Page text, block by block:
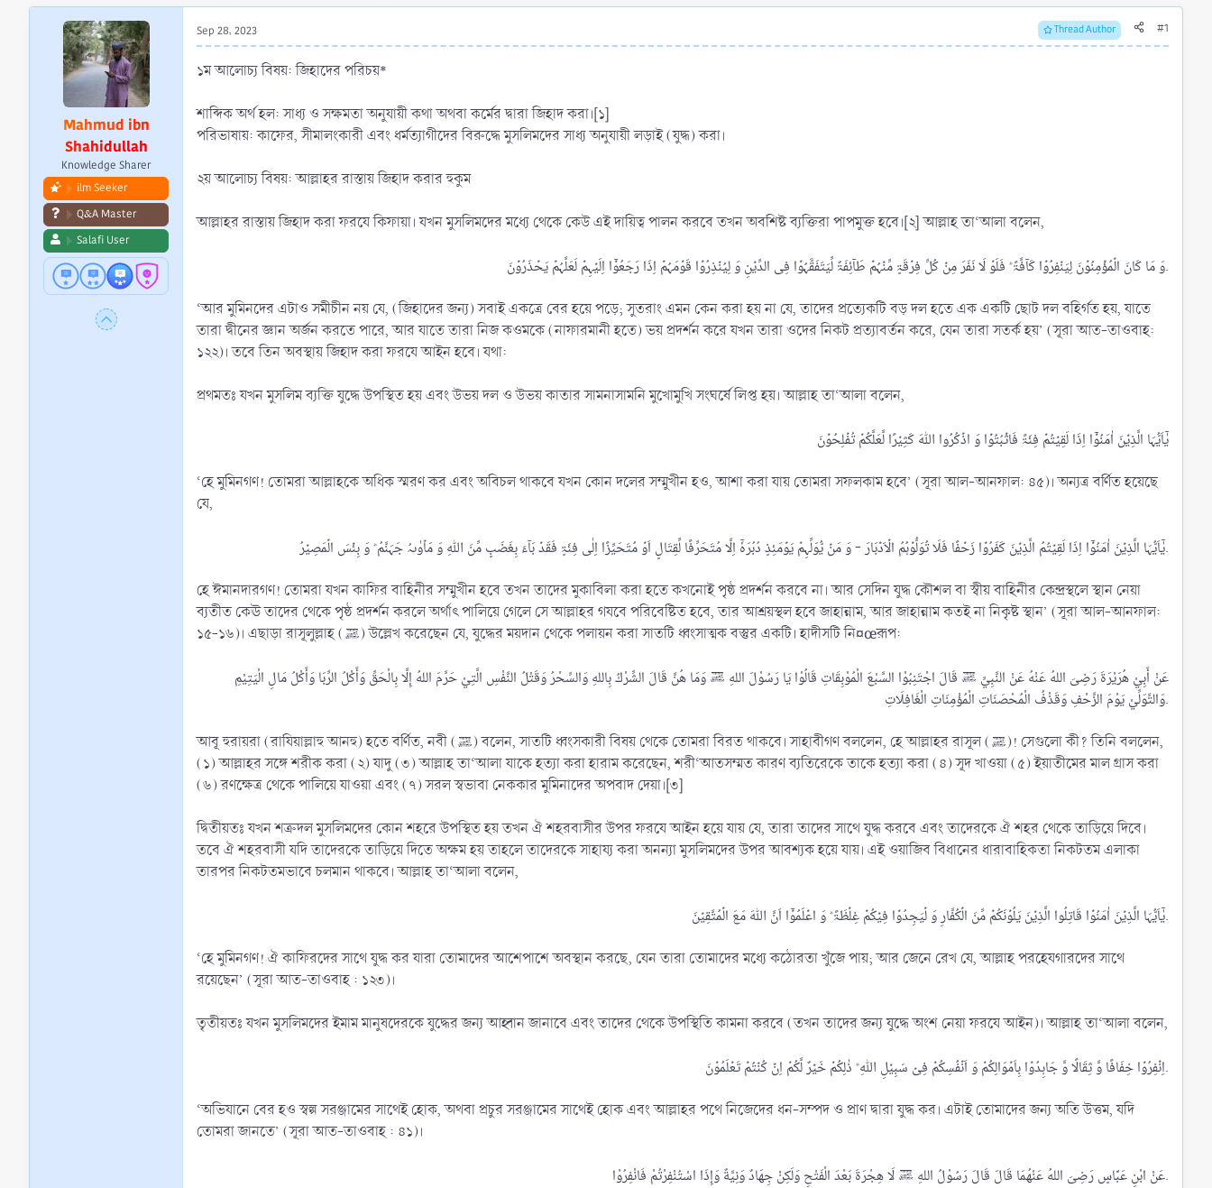
r
t
e
r
Mahmud ibn
Shahidullah
Knowledge Sharer
ilm Seeker
Q&A Master
Salafi User
Sep 28, 2023 Thread Author #1
১ম আলোচ্য বিষয়: জিহাদের পরিচয়*
শাব্দিক অর্থ হল: সাধ্য ও সক্ষমতা অনুযায়ী কথা অথবা কর্মের দ্বারা জিহাদ করা।[১]
পরিভাষায়: কাফের, সীমালংকারী এবং ধর্মত্যাগীদের বিরুদ্ধে মুসলিমদের সাধ্য অনুযায়ী লড়াই (যুদ্ধ) করা।
২য় আলোচ্য বিষয়: আল্লাহর রাস্তায় জিহাদ করার হুকুম
আল্লাহর রাস্তায় জিহাদ করা ফরযে কিফায়া। যখন মুসলিমদের মধ্যে থেকে কেউ এই দায়িত্ব পালন করবে তখন অবশিষ্ট ব্যক্তিরা পাপমুক্ত হবে।[২] আল্লাহ তা‘আলা বলেন,
وَ مَا کَانَ الۡمُؤۡمِنُوۡنَ لِیَنۡفِرُوۡا کَآفَّۃً ؕ فَلَوۡ لَا نَفَرَ مِنۡ کُلِّ فِرۡقَۃٍ مِّنۡہُمۡ طَآئِفَۃٌ لِّیَتَفَقَّہُوۡا فِی الدِّیۡنِ وَ لِیُنۡذِرُوۡا قَوۡمَہُمۡ اِذَا رَجَعُوۡۤا اِلَیۡہِمۡ لَعَلَّہُمۡ یَحۡذَرُوۡنَ.​
‘আর মুমিনদের এটাও সমীচীন নয় যে, (জিহাদের জন্য) সবাই একত্রে বের হয়ে পড়ে; সুতরাং এমন কেন করা হয় না যে, তাদের প্রত্যেকটি বড় দল হতে এক একটি ছোট দল বহির্গত হয়, যাতে
তারা দ্বীনের জ্ঞান অর্জন করতে পারে, আর যাতে তারা নিজ কওমকে (নাফারমানী হতে) ভয় প্রদর্শন করে যখন তারা ওদের নিকট প্রত্যাবর্তন করে, যেন তারা সতর্ক হয়’ (সূরা আত-তাওবাহ:
১২২)। তবে তিন অবস্থায় জিহাদ করা ফরযে আইন হবে। যথা:
প্রথমতঃ যখন মুসলিম ব্যক্তি যুদ্ধে উপস্থিত হয় এবং উভয় দল ও উভয় কাতার সামনাসামনি মুখোমুখি সংঘর্ষে লিপ্ত হয়। আল্লাহ তা‘আলা বলেন,
‘হে মুমিনগণ! তোমরা আল্লাহকে অধিক স্মরণ কর এবং অবিচল থাকবে যখন কোন দলের সম্মুখীন হও, আশা করা যায় তোমরা সফলকাম হবে’ (সূরা আল-আনফাল: ৪৫)। অন্যত্র বর্ণিত হয়েছে
যে,
یٰۤاَیُّہَا الَّذِیۡنَ اٰمَنُوۡۤا اِذَا لَقِیۡتُمُ الَّذِیۡنَ کَفَرُوۡا زَحۡفًا فَلَا تُوَلُّوۡہُمُ الۡاَدۡبَارَ - وَ مَنۡ یُّوَلِّہِمۡ یَوۡمَئِذٍ دُبُرَہٗۤ اِلَّا مُتَحَرِّفًا لِّقِتَالٍ اَوۡ مُتَحَیِّزًا اِلٰی فِئَۃٍ فَقَدۡ بَآءَ بِغَضَبٍ مِّنَ اللّٰہِ وَ مَاۡوٰىہُ جَہَنَّمُ ؕ وَ بِئۡسَ الۡمَصِیۡرُ.​
হে ঈমানদারগণ! তোমরা যখন কাফির বাহিনীর সম্মুখীন হবে তখন তাদের মুকাবিলা করা হতে কখনোই পৃষ্ঠ প্রদর্শন করবে না। আর সেদিন যুদ্ধ কৌশল বা স্বীয় বাহিনীর কেন্দ্রস্থলে স্থান নেয়া
ব্যতীত কেঊ তাদের থেকে পৃষ্ঠ প্রদর্শন করলে অর্থাৎ পালিয়ে গেলে সে আল্লাহর গযবে পরিবেষ্টিত হবে, তার আশ্রয়স্থল হবে জাহান্নাম, আর জাহান্নাম কতই না নিকৃষ্ট স্থান’ (সূরা আল-আনফাল:
১৫-১৬)। এছাড়া রাসূলুল্লাহ (ﷺ) উল্লেখ করেছেন যে, যুদ্ধের ময়দান থেকে পলায়ন করা সাতটি ধ্বংসাত্মক বস্তুর একটি। হাদীসটি নি¤œরূপ:
عَنْ أَبِيْ هُرَيْرَةَ رَضِىَ اللهُ عَنْهُ عَنْ النَّبِيِّ ﷺ قَالَ اجْتَنِبُوْا السَّبْعَ الْمُوْبِقَاتِ قَالُوْا يَا رَسُوْلَ اللهِ ﷺ وَمَا هُنَّ قَالَ الشِّرْكُ بِاللهِ وَالسِّحْرُ وَقَتْلُ النَّفْسِ الَّتِيْ حَرَّمَ اللهُ إِلَّا بِالْحَقِّ وَأَكْلُ الرِّبَا وَأَكْلُ مَالِ الْيَتِيْمِ
وَالتَّوَلِّيْ يَوْمَ الزَّحْفِ وَقَذْفُ الْمُحْصَنَاتِ الْمُؤْمِنَاتِ الْغَافِلَاتِ.​
আবূ হুরায়রা (রাযিয়াল্লাহু আনহু) হতে বর্ণিত, নবী (ﷺ) বলেন, সাতটি ধ্বংসকারী বিষয় থেকে তোমরা বিরত থাকবে। সাহাবীগণ বললেন, হে আল্লাহর রাসূল (ﷺ)! সেগুলো কী? তিনি বললেন,
(১) আল্লাহর সঙ্গে শরীক করা (২) যাদু (৩) আল্লাহ তা‘আলা যাকে হত্যা করা হারাম করেছেন, শরী‘আতসম্মত কারণ ব্যতিরেকে তাকে হত্যা করা (৪) সূদ খাওয়া (৫) ইয়াতীমের মাল গ্রাস করা
(৬) রণক্ষেত্র থেকে পালিয়ে যাওয়া এবং (৭) সরল স্বভাবা নেককার মুমিনাদের অপবাদ দেয়া।[৩]
দ্বিতীয়তঃ যখন শত্রুদল মুসলিমদের কোন শহরে উপস্থিত হয় তখন ঐ শহরবাসীর উপর ফরযে আইন হয়ে যায় যে, তারা তাদের সাথে যুদ্ধ করবে এবং তাদেরকে ঐ শহর থেকে তাড়িয়ে দিবে।
তবে ঐ শহরবাসী যদি তাদেরকে তাড়িয়ে দিতে অক্ষম হয় তাহলে তাদেরকে সাহায্য করা অনন্যা মুসলিমদের উপর আবশ্যক হয়ে যায়। এই ওয়াজিব বিধানের ধারাবাহিকতা নিকটতম এলাকা
তারপর নিকটতমভাবে চলমান থাকবে। আল্লাহ তা‘আলা বলেন,
یٰۤاَیُّہَا الَّذِیۡنَ اٰمَنُوۡا قَاتِلُوا الَّذِیۡنَ یَلُوۡنَکُمۡ مِّنَ الۡکُفَّارِ وَ لۡیَجِدُوۡا فِیۡکُمۡ غِلۡظَۃً ؕ وَ اعۡلَمُوۡۤا اَنَّ اللّٰہَ مَعَ الۡمُتَّقِیۡنَ.​
‘হে মুমিনগণ! ঐ কাফিরদের সাথে যুদ্ধ কর যারা তোমাদের আশেপাশে অবস্থান করছে, যেন তারা তোমাদের মধ্যে কঠোরতা খুঁজে পায়; আর জেনে রেখ যে, আল্লাহ পরহেযগারদের সাথে
রয়েছেন’ (সূরা আত-তাওবাহ : ১২৩)।
তৃতীয়তঃ যখন মুসলিমদের ইমাম মানুষদেরকে যুদ্ধের জন্য আহ্বান জানাবে এবং তাদের থেকে উপস্থিতি কামনা করবে (তখন তাদের জন্য যুদ্ধে অংশ নেয়া ফরযে আইন)। আল্লাহ তা‘আলা বলেন,
اِنۡفِرُوۡا خِفَافًا وَّ ثِقَالًا وَّ جَاہِدُوۡا بِاَمۡوَالِکُمۡ وَ اَنۡفُسِکُمۡ فِیۡ سَبِیۡلِ اللّٰہِ ؕ ذٰلِکُمۡ خَیۡرٌ لَّکُمۡ اِنۡ کُنۡتُمۡ تَعۡلَمُوۡنَ.​
‘অভিযানে বের হও স্বল্প সরঞ্জামের সাথেই হোক, অথবা প্রচুর সরঞ্জামের সাথেই হোক এবং আল্লাহর পথে নিজেদের ধন-সম্পদ ও প্রাণ দ্বারা যুদ্ধ কর। এটাই তোমাদের জন্য অতি উত্তম, যদি
তোমরা জানতে’ (সূরা আত-তাওবাহ : ৪১)।
عَنْ ابْنِ عَبَّاسٍ رَضِىَ اللهُ عَنْهُمَا قَالَ قَالَ رَسُوْلُ اللهِ ﷺ لَا هِجْرَةَ بَعْدَ الْفَتْحِ وَلَكِنْ جِهَادٌ وَنِيَّةٌ وَإِذَا اسْتُنْفِرْتُمْ فَانْفِرُوْا.​